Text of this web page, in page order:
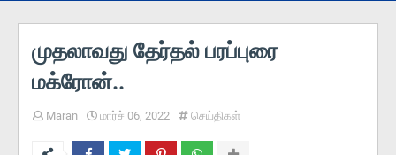
முதலாவது தேர்தல் பரப்புரை
மக்ரோன்..
Maran மார்ச் 06, 2022 செய்திகள்